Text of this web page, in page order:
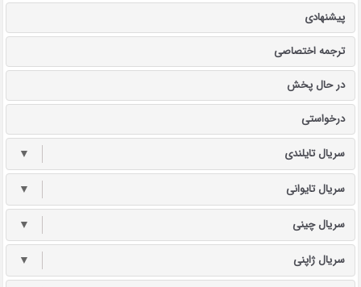
پیشنهادی
ترجمه اختصاصی
در حال پخش
درخواستی
سریال تایلندی ▼
سریال تایوانی ▼
سریال چینی ▼
سریال ژاپنی ▼